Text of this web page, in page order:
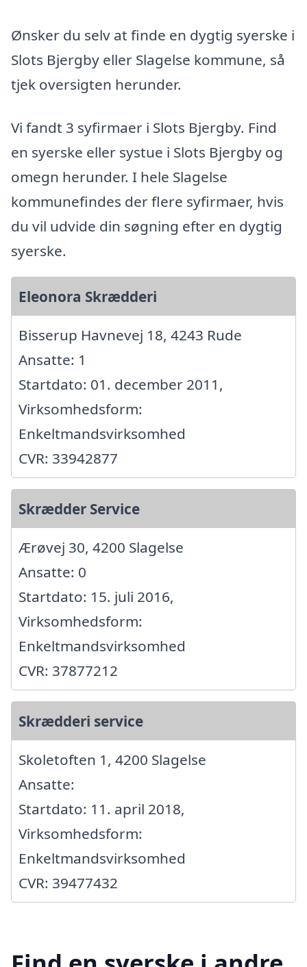
Ønsker du selv at finde en dygtig syerske i
Slots Bjergby eller Slagelse kommune, så
tjek oversigten herunder.
Vi fandt 3 syfirmaer i Slots Bjergby. Find
en syerske eller systue i Slots Bjergby og
omegn herunder. I hele Slagelse
kommunefindes der flere syfirmaer, hvis
du vil udvide din søgning efter en dygtig
syerske.
Eleonora Skrædderi
Bisserup Havnevej 18, 4243 Rude
Ansatte: 1
Startdato: 01. december 2011,
Virksomhedsform:
Enkeltmandsvirksomhed
CVR: 33942877
Skrædder Service
Ærøvej 30, 4200 Slagelse
Ansatte: 0
Startdato: 15. juli 2016,
Virksomhedsform:
Enkeltmandsvirksomhed
CVR: 37877212
Skrædderi service
Skoletoften 1, 4200 Slagelse
Ansatte:
Startdato: 11. april 2018,
Virksomhedsform:
Enkeltmandsvirksomhed
CVR: 39477432